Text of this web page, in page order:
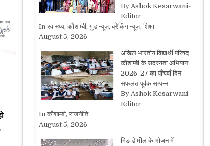
By Ashok Kesarwani-
Editor
In स्वास्थ्य, कौशाम्बी, गुड न्यूज़, ब्रेकिंग न्यूज़, शिक्षा
August 5, 2026
अखिल भारतीय विद्यार्थी परिषद
कौशाम्बी के सदस्यता अभियान
2026-27 का पाँचवाँ दिन
सफलतापूर्वक सम्पन्न
By Ashok Kesarwani-
Editor
In कौशाम्बी, राजनीति
August 5, 2026
मिड डे मील के भोजन में